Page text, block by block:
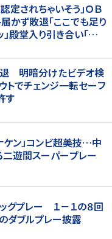
定されちゃいそう」ＯＢ
かず敗退「ここでも足り
殿堂入り引き合い「誰か
明暗分けたビデオ検
でチェンジ一転セーフ
す
ケン」コンビ超美技…中
二遊間スーパープレー
グプレー １－１の８回
ダブルプレー披露